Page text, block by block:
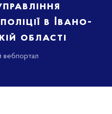
в Івано-
області
вебпортал